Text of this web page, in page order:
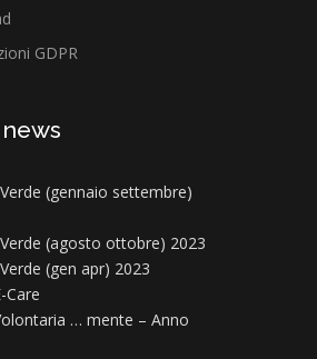
GDPR
news
(gennaio settembre)
(agosto ottobre) 2023
(gen apr) 2023
Care
… mente – Anno